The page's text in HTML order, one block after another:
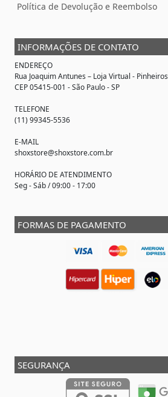
Política de Devolução e Reembolso
INFORMAÇÕES DE CONTATO
ENDEREÇO
Rua Joaquim Antunes – Loja Virtual - Pinheiros
CEP 05415-001 - São Paulo - SP
TELEFONE
(11) 99345-5536
E-MAIL
shoxstore@shoxstore.com.br
HORÁRIO DE ATENDIMENTO
Seg - Sáb / 09:00 - 17:00
FORMAS DE PAGAMENTO
SEGURANÇA